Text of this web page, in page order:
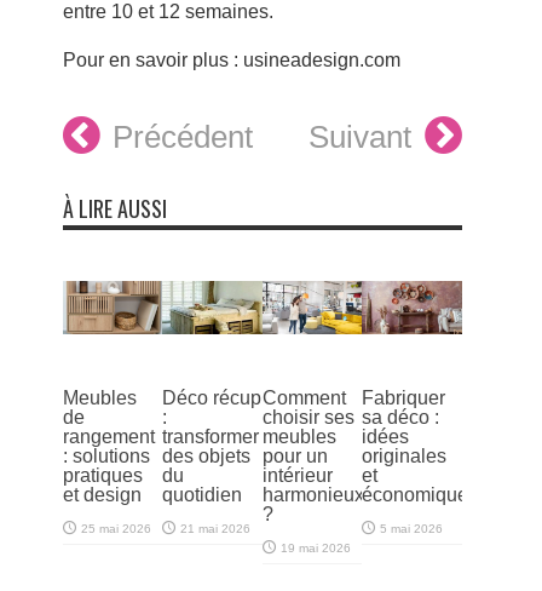
entre 10 et 12 semaines.
Pour en savoir plus : usineadesign.com
Précédent Suivant
À LIRE AUSSI
Meubles
de
rangement
: solutions
pratiques
et design
25 mai 2026
Déco récup
:
transformer
des objets
du
quotidien
21 mai 2026
Comment
choisir ses
meubles
pour un
intérieur
harmonieux
?
19 mai 2026
Fabriquer
sa déco :
idées
originales
et
économiques
5 mai 2026